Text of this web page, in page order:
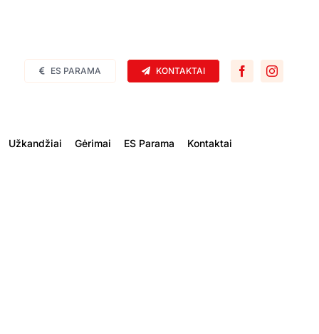
ES PARAMA KONTAKTAI
Užkandžiai Gėrimai ES Parama Kontaktai